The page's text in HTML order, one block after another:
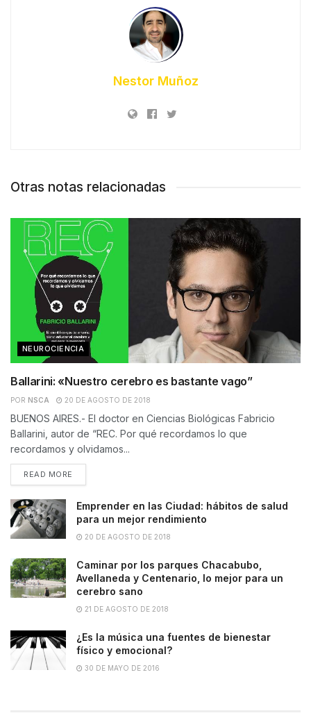
Nestor Muñoz
Otras notas relacionadas
NEUROCIENCIA
Ballarini: «Nuestro cerebro es bastante vago”
POR NSCA 20 DE AGOSTO DE 2018
BUENOS AIRES.- El doctor en Ciencias Biológicas Fabricio
Ballarini, autor de “REC. Por qué recordamos lo que
recordamos y olvidamos...
READ MORE
Emprender en las Ciudad: hábitos de salud
para un mejor rendimiento
20 DE AGOSTO DE 2018
Caminar por los parques Chacabubo,
Avellaneda y Centenario, lo mejor para un
cerebro sano
21 DE AGOSTO DE 2018
¿Es la música una fuentes de bienestar
físico y emocional?
30 DE MAYO DE 2016